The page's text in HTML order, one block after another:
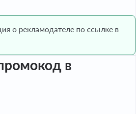
о рекламодателе по ссылке в
в